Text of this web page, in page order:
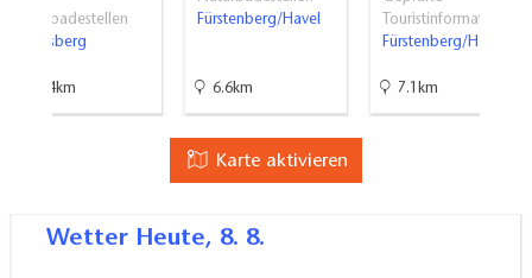
Naturbadestellen
Rheinsberg
22.4km
Fürstenberg/Havel
6.6km
Touristinformati…
Fürstenberg/Havel
7.1km
Karte aktivieren
Wetter Heute, 8. 8.